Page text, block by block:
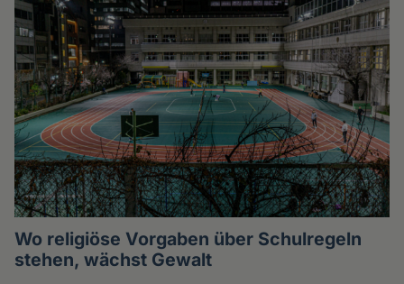
Wo religiöse Vorgaben über Schulregeln
stehen, wächst Gewalt